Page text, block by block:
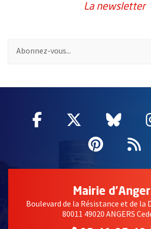
La newsletter
Facebook
, Ouvre une
Twitter
, Ouvre
,
Pinterest
,
Mairie
Boulevard de la Résistance et de la
80011 49020 ANGERS